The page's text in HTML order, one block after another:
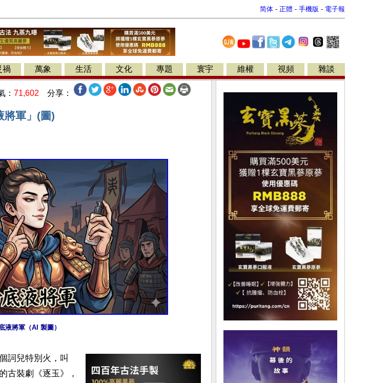
简体 - 正體 - 手機版 - 電子報
禍 萬象 生活 文化 專題 寰宇 維權 視頻 雜談
： 71,602 分享：
將軍」(圖)
液將軍（AI 製圖）
詞兒特別火，叫
古裝劇《逐玉》，